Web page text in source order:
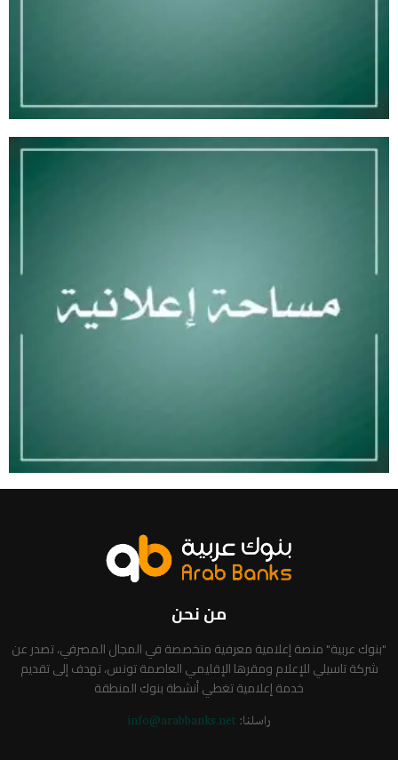
من نحن
"بنوك عربية" منصة إعلامية معرفية متخصصة في المجال المصرفي، تصدر عن
شركة تاسيلي للإعلام ومقرها الإقليمي العاصمة تونس، تهدف إلى تقديم
خدمة إعلامية تغطي أنشطة بنوك المنطقة
راسلنا: info@arabbanks.net